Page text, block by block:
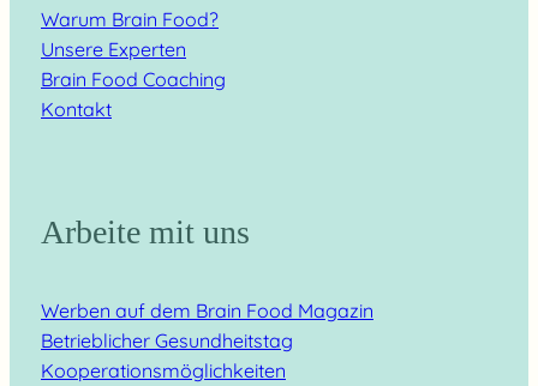
Warum Brain Food?
Unsere Experten
Brain Food Coaching
Kontakt
Arbeite mit uns
Werben auf dem Brain Food Magazin
Betrieblicher Gesundheitstag
Kooperationsmöglichkeiten